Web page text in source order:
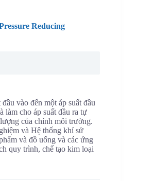
Reducing
vào đến một áp suất đầu
làm cho áp suất đầu ra tự
của chính môi trường.
và Hệ thống khí sử
và đồ uống và các ứng
quy trình, chế tạo kim loại